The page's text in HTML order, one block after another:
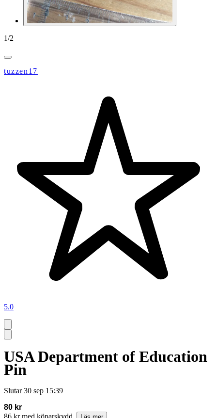
1/2
tuzzen17
5.0
USA Department of Education
Pin
Slutar 30 sep 15:39
80 kr